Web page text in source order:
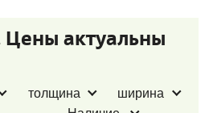
актуальны
толщина
ширина